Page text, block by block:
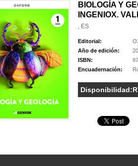
BIOLOGÍA Y
INGENIOX.
, ES
Editorial:
Año de edición:
ISBN:
Encuadernación:
Disponibilidad: